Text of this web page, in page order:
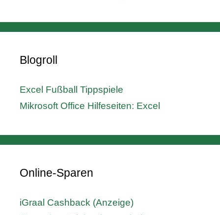
Blogroll
Excel Fußball Tippspiele
Mikrosoft Office Hilfeseiten: Excel
Online-Sparen
iGraal Cashback (Anzeige)